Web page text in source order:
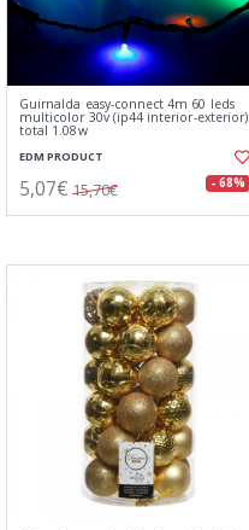
Guirnalda easy-connect 4m 60 leds
multicolor 30v (ip44 interior-exterior)
total 1.08w
EDM PRODUCT
5,07€ 15,70€ - 68%